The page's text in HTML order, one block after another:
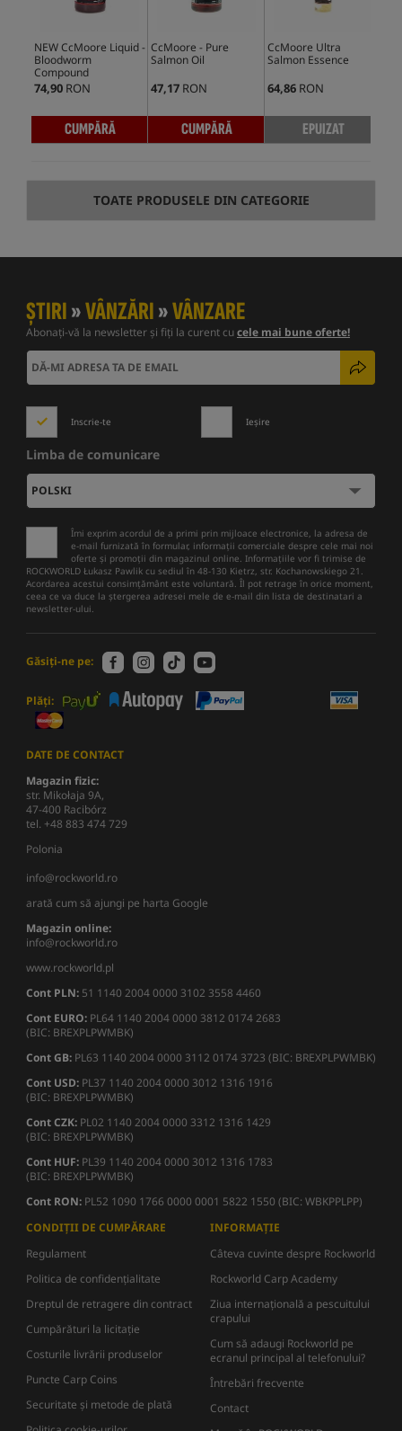
NEW CcMoore Liquid -
Bloodworm
Compound
74,90 RON
CUMPĂRĂ
CcMoore - Pure
Salmon Oil
47,17 RON
CUMPĂRĂ
CcMoore Ultra
Salmon Essence
64,86 RON
EPUIZAT
TOATE PRODUSELE DIN CATEGORIE
ȘTIRI»VÂNZĂRI»VÂNZARE
Abonați-vă la newsletter și fiți la curent cucele mai bune oferte!
Inscrie-te Ieșire
Limba de comunicare
Îmi exprim acordul de a primi prin mijloace electronice, la adresa de
e-mail furnizată în formular, informații comerciale despre cele mai noi
oferte și promoții din magazinul online. Informațiile vor fi trimise de
ROCKWORLD Łukasz Pawlik cu sediul în 48-130 Kietrz, str. Kochanowskiego 21.
Acordarea acestui consimțământ este voluntară. Îl pot retrage în orice moment,
ceea ce va duce la ștergerea adresei mele de e-mail din lista de destinatari a
newsletter-ului.
Găsiți-ne pe:
Plăți:
DATE DE CONTACT
Magazin fizic:
str. Mikołaja 9A,
47-400 Racibórz
tel. +48 883 474 729
Polonia
info@rockworld.ro
arată cum să ajungi pe harta Google
Magazin online:
info@rockworld.ro
www.rockworld.pl
Cont PLN: 51 1140 2004 0000 3102 3558 4460
Cont EURO: PL64 1140 2004 0000 3812 0174 2683
(BIC: BREXPLPWMBK)
Cont GB: PL63 1140 2004 0000 3112 0174 3723 (BIC: BREXPLPWMBK)
Cont USD: PL37 1140 2004 0000 3012 1316 1916
(BIC: BREXPLPWMBK)
Cont CZK: PL02 1140 2004 0000 3312 1316 1429
(BIC: BREXPLPWMBK)
Cont HUF: PL39 1140 2004 0000 3012 1316 1783
(BIC: BREXPLPWMBK)
Cont RON: PL52 1090 1766 0000 0001 5822 1550 (BIC: WBKPPLPP)
CONDIȚII DE CUMPĂRARE
Regulament
Politica de confidențialitate
Dreptul de retragere din contract
Cumpărături la licitație
Costurile livrării produselor
Puncte Carp Coins
Securitate și metode de plată
INFORMAȚIE
Câteva cuvinte despre Rockworld
Rockworld Carp Academy
Ziua internațională a pescuitului
crapului
Cum să adaugi Rockworld pe
ecranul principal al telefonului?
Întrebări frecvente
Contact